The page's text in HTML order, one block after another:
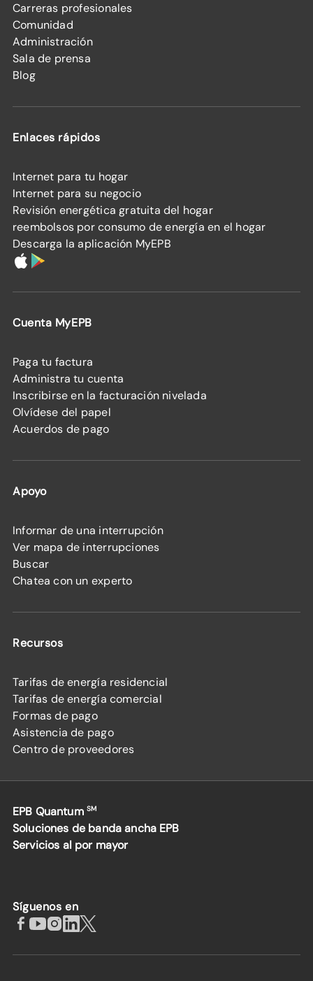
Carreras profesionales
Comunidad
Administración
Sala de prensa
Blog
Enlaces rápidos
Internet para tu hogar
Internet para su negocio
Revisión energética gratuita del hogar
reembolsos por consumo de energía en el hogar
Descarga la aplicación MyEPB
Cuenta MyEPB
Paga tu factura
Administra tu cuenta
Inscribirse en la facturación nivelada
Olvídese del papel
Acuerdos de pago
Apoyo
Informar de una interrupción
Ver mapa de interrupciones
Buscar
Chatea con un experto
Recursos
Tarifas de energía residencial
Tarifas de energía comercial
Formas de pago
Asistencia de pago
Centro de proveedores
EPB Quantum SM
Soluciones de banda ancha EPB
Servicios al por mayor
Síguenos en